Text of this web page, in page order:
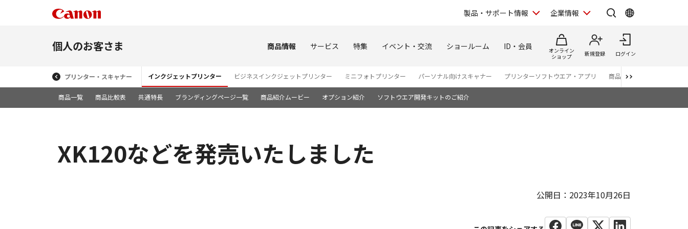
製品・サポート情報 企業情報
個人のお客さま 商品情報 サービス 特集 イベント・交流 ショールーム ID・会員
オンライン
ショップ
新規登録 ログイン
プリンター・スキャナー インクジェットプリンター ビジネスインクジェットプリンター ミニフォトプリンター パーソナル向けスキャナー プリンターソフトウエア・アプリ 商品カタログ
商品一覧 商品比較表 共通特長 ブランディングページ一覧 商品紹介ムービー オプション紹介 ソフトウエア開発キットのご紹介
XK120などを発売いたしました
公開日：2023年10月26日